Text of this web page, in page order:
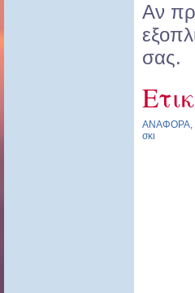
Αν
σας.
ΑΝΑΦΟΡΑ,
σκι